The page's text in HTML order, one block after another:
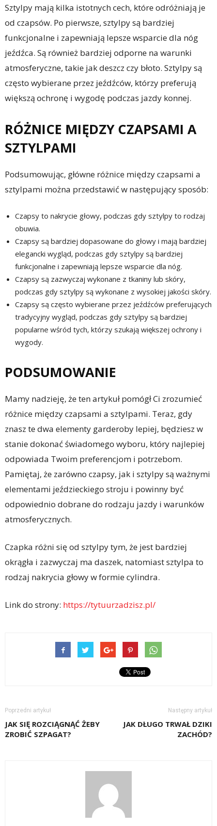
Sztylpy mają kilka istotnych cech, które odróżniają je
od czapsów. Po pierwsze, sztylpy są bardziej
funkcjonalne i zapewniają lepsze wsparcie dla nóg
jeźdźca. Są również bardziej odporne na warunki
atmosferyczne, takie jak deszcz czy błoto. Sztylpy są
często wybierane przez jeźdźców, którzy preferują
większą ochronę i wygodę podczas jazdy konnej.
RÓŻNICE MIĘDZY CZAPSAMI A
SZTYLPAMI
Podsumowując, główne różnice między czapsami a
sztylpami można przedstawić w następujący sposób:
Czapsy to nakrycie głowy, podczas gdy sztylpy to rodzaj
obuwia.
Czapsy są bardziej dopasowane do głowy i mają bardziej
elegancki wygląd, podczas gdy sztylpy są bardziej
funkcjonalne i zapewniają lepsze wsparcie dla nóg.
Czapsy są zazwyczaj wykonane z tkaniny lub skóry,
podczas gdy sztylpy są wykonane z wysokiej jakości skóry.
Czapsy są często wybierane przez jeźdźców preferujących
tradycyjny wygląd, podczas gdy sztylpy są bardziej
popularne wśród tych, którzy szukają większej ochrony i
wygody.
PODSUMOWANIE
Mamy nadzieję, że ten artykuł pomógł Ci zrozumieć
różnice między czapsami a sztylpami. Teraz, gdy
znasz te dwa elementy garderoby lepiej, będziesz w
stanie dokonać świadomego wyboru, który najlepiej
odpowiada Twoim preferencjom i potrzebom.
Pamiętaj, że zarówno czapsy, jak i sztylpy są ważnymi
elementami jeździeckiego stroju i powinny być
odpowiednio dobrane do rodzaju jazdy i warunków
atmosferycznych.
Czapka różni się od sztylpy tym, że jest bardziej
okrągła i zazwyczaj ma daszek, natomiast sztylpa to
rodzaj nakrycia głowy w formie cylindra.
Link do strony: https://tytuurzadzisz.pl/
Poprzedni artykuł
JAK SIĘ ROZCIĄGNĄĆ ŻEBY
ZROBIĆ SZPAGAT?
Następny artykuł
JAK DŁUGO TRWAŁ DZIKI
ZACHÓD?